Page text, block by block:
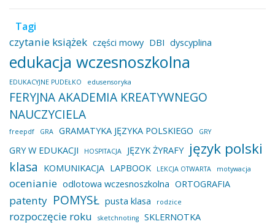
Tagi
czytanie książek części mowy DBI dyscyplina
edukacja wczesnoszkolna
EDUKACYJNE PUDEŁKO edusensoryka
FERYJNA AKADEMIA KREATYWNEGO
NAUCZYCIELA
freepdf GRA GRAMATYKA JĘZYKA POLSKIEGO GRY
GRY W EDUKACJI HOSPITACJA JĘZYK ŻYRAFY język polski
klasa KOMUNIKACJA LAPBOOK LEKCJA OTWARTA motywacja
ocenianie odlotowa wczesnoszkolna ORTOGRAFIA
patenty POMYSŁ pusta klasa rodzice
rozpoczęcie roku sketchnoting
SKLERNOTKA